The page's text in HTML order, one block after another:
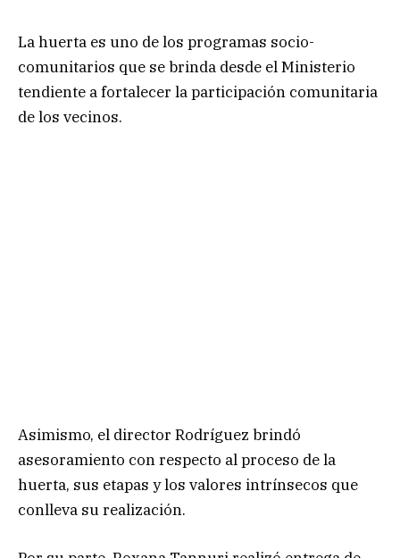
La huerta es uno de los programas socio-
comunitarios que se brinda desde el Ministerio
tendiente a fortalecer la participación comunitaria
de los vecinos.
Asimismo, el director Rodríguez brindó
asesoramiento con respecto al proceso de la
huerta, sus etapas y los valores intrínsecos que
conlleva su realización.